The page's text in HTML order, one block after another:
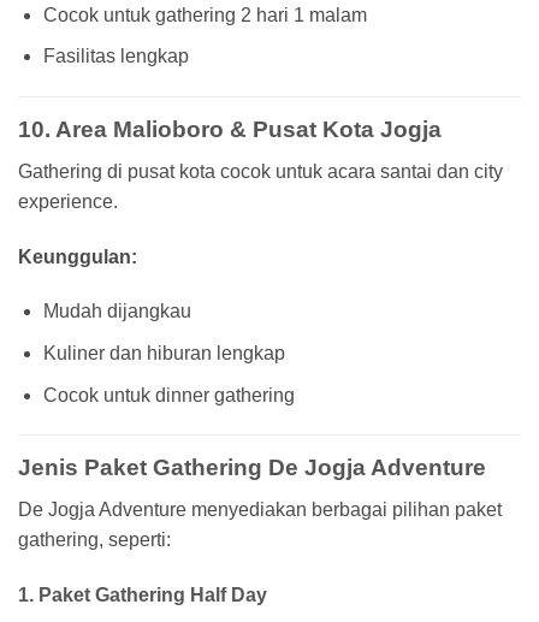
Cocok untuk gathering 2 hari 1 malam
Fasilitas lengkap
10. Area Malioboro & Pusat Kota Jogja
Gathering di pusat kota cocok untuk acara santai dan city
experience.
Keunggulan:
Mudah dijangkau
Kuliner dan hiburan lengkap
Cocok untuk dinner gathering
Jenis Paket Gathering De Jogja Adventure
De Jogja Adventure menyediakan berbagai pilihan paket
gathering, seperti:
1. Paket Gathering Half Day